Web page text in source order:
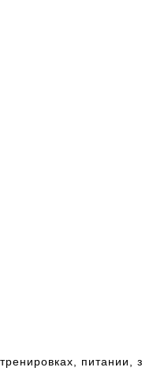
питании,